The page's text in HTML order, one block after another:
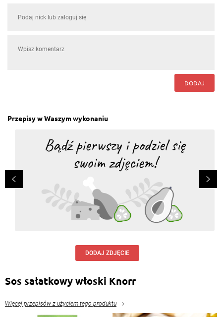
DODAJ
Przepisy w Waszym wykonaniu
DODAJ ZDJĘCIE
Sos sałatkowy włoski Knorr
Więcej przepisów z użyciem tego produktu